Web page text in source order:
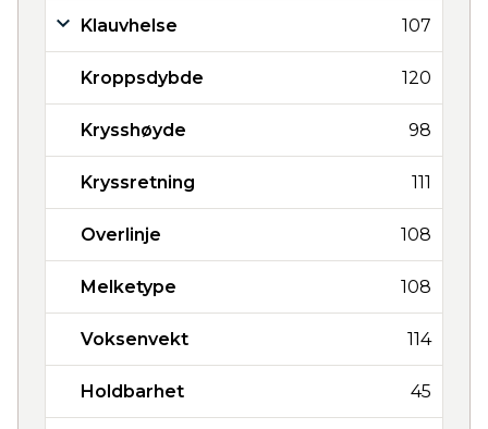
Klauvhelse 107
Kroppsdybde 120
Krysshøyde 98
Kryssretning 111
Overlinje 108
Melketype 108
Voksenvekt 114
Holdbarhet 45